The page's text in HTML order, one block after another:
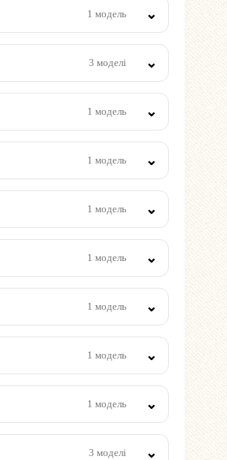
1 модель
3 моделі
1 модель
1 модель
1 модель
1 модель
1 модель
1 модель
1 модель
3 моделі